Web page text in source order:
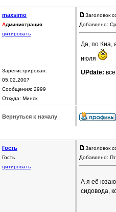
maxsimo
Администрация
цитировать
Зарегистрирован:
05.02.2007
Сообщения: 2999
Откуда: Минск
Заголовок
Добавлено:
Да, по Киа,
июля
UPdate:
Вернуться к началу
Гость
Гость
цитировать
Заголовок
Добавлено:
А я её
сидовода,